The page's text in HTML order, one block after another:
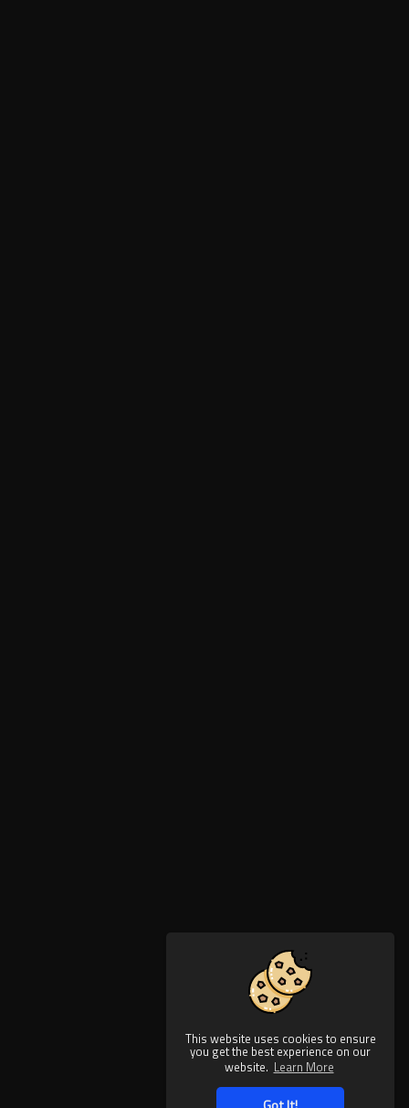
This website uses cookies to ensure
you get the best experience on our
website. Learn More